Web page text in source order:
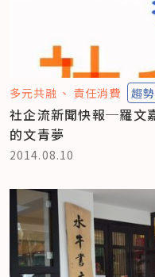
多元共融 責任消費 趨勢
社企流新聞快報─羅文
的文青夢
2014.08.10